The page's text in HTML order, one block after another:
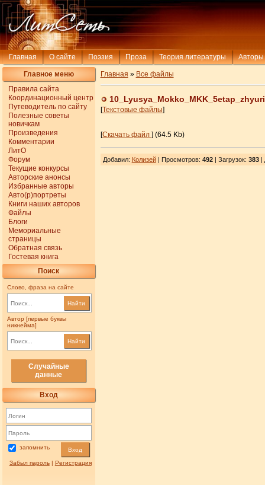
Главная О сайте Поэзия Проза Теория литературы Авторы
Главное меню
Правила сайта
Координационный центр
Путеводитель по сайту
Полезные советы
новичкам
Произведения
Комментарии
ЛитО
Форум
Текущие конкурсы
Авторские анонсы
Избранные авторы
Авто(р)портреты
Книги наших авторов
Файлы
Блоги
Мемориальные
страницы
Обратная связь
Гостевая книга
Поиск
Слово, фраза на сайте
Найти
Автор [первые буквы
никнейма]
Найти
Случайные
данные
Вход
запомнить Вход
Забыл пароль| Регистрация
Главная » Все файлы
10_Lyusya_Mokko_MKK_5etap_zhyuri
[Текстовые файлы]
[Скачать файл ] (64.5 Kb)
Добавил: Колизей| Просмотров: 492| Загрузок: 383|